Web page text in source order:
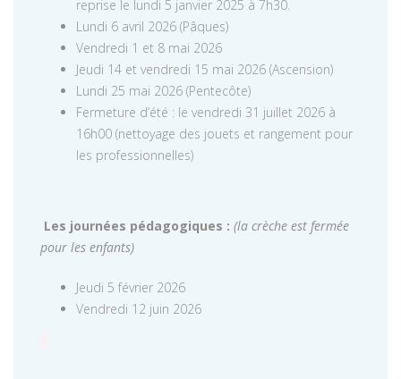
reprise le lundi 5 janvier 2025 à 7h30.
Lundi 6 avril 2026 (Pâques)
Vendredi 1 et 8 mai 2026
Jeudi 14 et vendredi 15 mai 2026 (Ascension)
Lundi 25 mai 2026 (Pentecôte)
Fermeture d’été : le vendredi 31 juillet 2026 à
16h00 (nettoyage des jouets et rangement pour
les professionnelles)
Les journées pédagogiques : (la crèche est fermée
pour les enfants)
Jeudi 5 février 2026
Vendredi 12 juin 2026